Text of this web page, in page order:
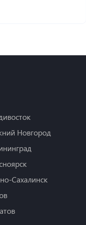
Новгород
Сахалинск